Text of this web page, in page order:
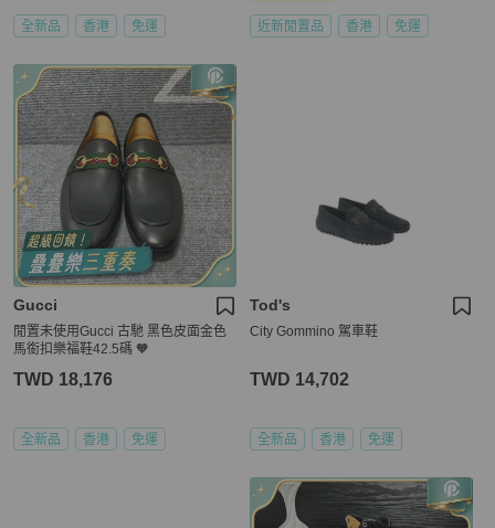
全新品 香港 免運 近新閒置品 香港 免運
Gucci
閒置未使用Gucci 古馳 黑色皮面金色
馬銜扣樂福鞋42.5碼 🧡
TWD 18,176
全新品 香港 免運
Tod's
City Gommino 駕車鞋
TWD 14,702
全新品 香港 免運